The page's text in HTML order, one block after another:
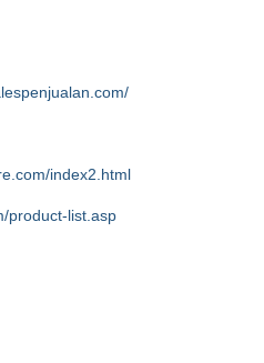
index2.html
product-list.asp